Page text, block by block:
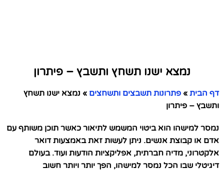
נמצא ישנו תשחץ ותשבץ – פיתרון
דף הבית » פתרונות תשבצים ותשחצים » נמצא ישנו תשחץ
ותשבץ – פיתרון
נמסר למישהו הוא ביטוי המשמש לתיאור כאשר תוכן משותף עם
אדם או קבוצת אנשים. ניתן לעשות זאת באמצעות דואר
אלקטרוני, מדיה חברתית, אפליקציות הודעות ועוד. בעולם
דיגיטלי שבו הכל נמסר למישהו, הפך יותר ויותר חשוב